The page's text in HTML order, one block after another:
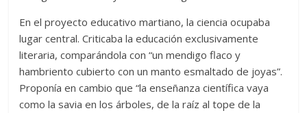
En el proyecto educativo martiano, la ciencia ocupaba
lugar central. Criticaba la educación exclusivamente
literaria, comparándola con “un mendigo flaco y
hambriento cubierto con un manto esmaltado de joyas”.
Proponía en cambio que “la enseñanza científica vaya
como la savia en los árboles, de la raíz al tope de la